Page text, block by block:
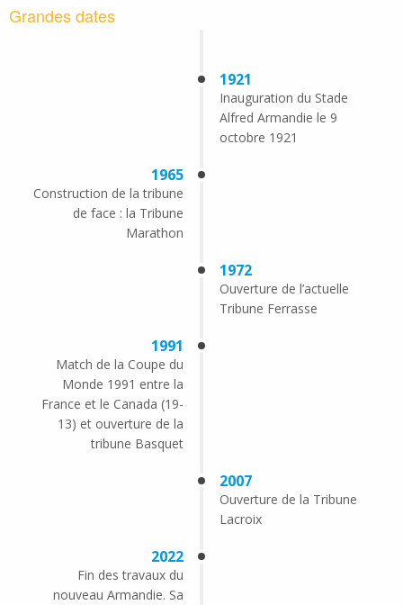
Grandes dates
1921
Inauguration du Stade
Alfred Armandie le 9
octobre 1921
1965
Construction de la tribune
de face : la Tribune
Marathon
1972
Ouverture de l’actuelle
Tribune Ferrasse
1991
Match de la Coupe du
Monde 1991 entre la
France et le Canada (19-
13) et ouverture de la
tribune Basquet
2007
Ouverture de la Tribune
Lacroix
2022
Fin des travaux du
nouveau Armandie. Sa